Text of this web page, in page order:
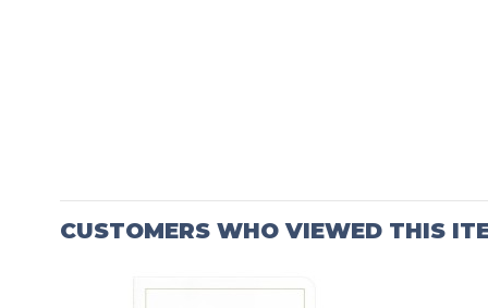
CUSTOMERS WHO VIEWED THIS